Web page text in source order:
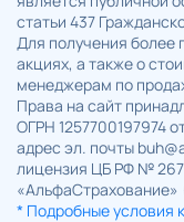
статьи 437
Для получения более
акциях, а также о
менеджерам по
Права на сайт
ОГРН 1257700197974
адрес эл. почты
лицензия ЦБ РФ №
«АльфаСтрахование»
* Подробные условия